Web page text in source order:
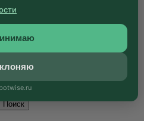
имени,
— та самая Бэлла?», мы
— значит ограничить
Далее
Поиск